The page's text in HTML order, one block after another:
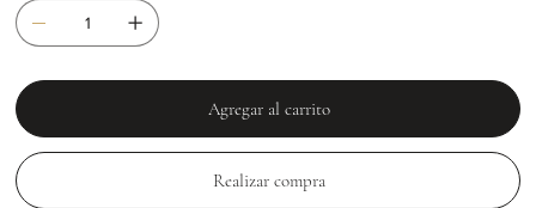
Agregar al carrito
Realizar compra